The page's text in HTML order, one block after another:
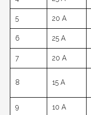
5 20 A
6 25 A
7 20 A
8 15 A
9 10 A